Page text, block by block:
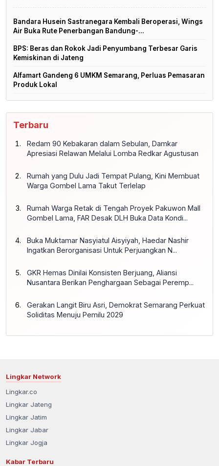
Bandara Husein Sastranegara Kembali Beroperasi, Wings
Air Buka Rute Penerbangan Bandung-...
BPS: Beras dan Rokok Jadi Penyumbang Terbesar Garis
Kemiskinan di Jateng
Alfamart Gandeng 6 UMKM Semarang, Perluas Pemasaran
Produk Lokal
Terbaru
Redam 90 Kebakaran dalam Sebulan, Damkar
Apresiasi Relawan Melalui Lomba Redkar Agustusan
Rumah yang Dulu Jadi Tempat Pulang, Kini Membuat
Warga Gombel Lama Takut Terlelap
Rumah Warga Retak di Tengah Proyek Pakuwon Mall
Gombel Lama, FAR Desak DLH Buka Data Kondi...
Buka Muktamar Nasyiatul Aisyiyah, Haedar Nashir
Ingatkan Berorganisasi Untuk Perjuangkan N...
GKR Hemas Dinilai Konsisten Berjuang, Aliansi
Nusantara Berikan Penghargaan Sebagai Peremp...
Gerakan Langit Biru Asri, Demokrat Semarang Perkuat
Soliditas Menuju Pemilu 2029
Lingkar Network
Lingkar.co
Lingkar Jateng
Lingkar Jatim
Lingkar Jabar
Lingkar Jogja
Kabar Terbaru